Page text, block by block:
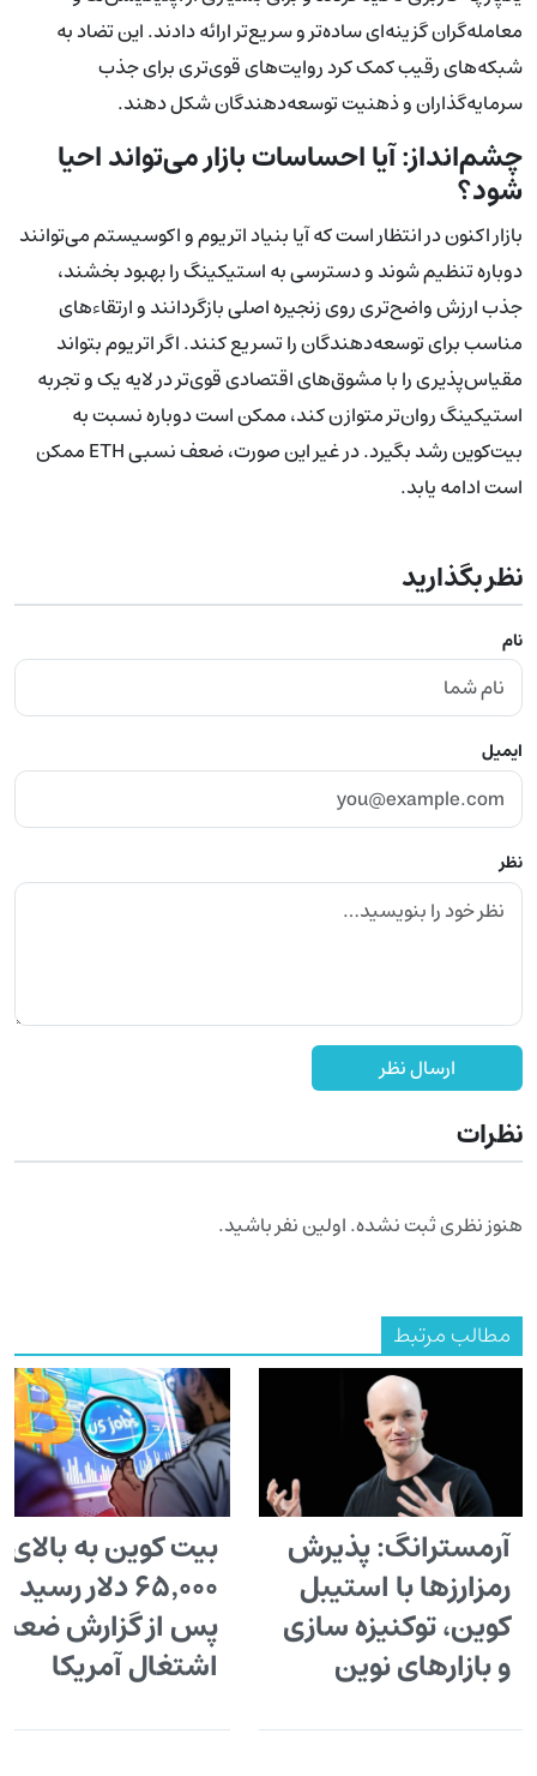
معامله‌گران گزینه‌ای ساده‌تر و سریع‌تر ارائه دادند. این تضاد به
شبکه‌های رقیب کمک کرد روایت‌های قوی‌تری برای جذب
سرمایه‌گذاران و ذهنیت توسعه‌دهندگان شکل دهند.
چشم‌انداز: آیا احساسات بازار می‌تواند احیا
شود؟
بازار اکنون در انتظار است که آیا بنیاد اتریوم و اکوسیستم می‌توانند
دوباره تنظیم شوند و دسترسی به استیکینگ را بهبود بخشند،
جذب ارزش واضح‌تری روی زنجیره اصلی بازگردانند و ارتقاءهای
مناسب برای توسعه‌دهندگان را تسریع کنند. اگر اتریوم بتواند
مقیاس‌پذیری را با مشوق‌های اقتصادی قوی‌تر در لایه یک و تجربه
استیکینگ روان‌تر متوازن کند، ممکن است دوباره نسبت به
بیت‌کوین رشد بگیرد. در غیر این صورت، ضعف نسبی ETH ممکن
است ادامه یابد.
نظر بگذارید
نام
ایمیل
نظر
ارسال نظر
نظرات
هنوز نظری ثبت نشده. اولین نفر باشید.
مطالب مرتبط
آرمسترانگ: پذیرش
رمزارزها با استیبل
کوین، توکنیزه سازی
و بازارهای نوین
بیت کوین به بالای
۶۵٬۰۰۰ دلار رسید
پس از گزارش
اشتغال آمریکا